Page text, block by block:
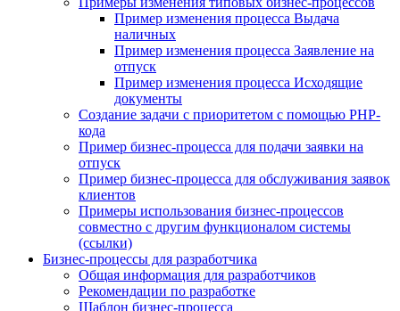
Пример изменения процесса Выдача
наличных
Пример изменения процесса Заявление на
отпуск
Пример изменения процесса Исходящие
документы
Создание задачи с приоритетом с помощью PHP-
кода
Пример бизнес-процесса для подачи заявки на
отпуск
Пример бизнес-процесса для обслуживания заявок
клиентов
Примеры использования бизнес-процессов
совместно с другим функционалом системы
(ссылки)
Бизнес-процессы для разработчика
Общая информация для разработчиков
Рекомендации по разработке
Шаблон бизнес-процесса